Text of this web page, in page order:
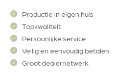
Productie in eigen huis
Topkwaliteit
Persoonlijke service
Veilig en eenvoudig betalen
Groot dealernetwerk